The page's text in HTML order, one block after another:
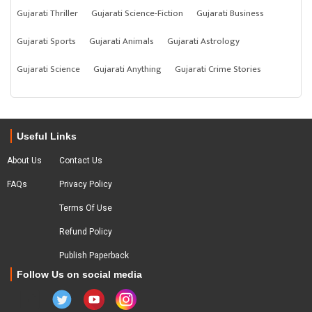
Gujarati Thriller
Gujarati Science-Fiction
Gujarati Business
Gujarati Sports
Gujarati Animals
Gujarati Astrology
Gujarati Science
Gujarati Anything Gujarati Crime Stories
Useful Links
About Us
FAQs
Contact Us
Privacy Policy
Terms Of Use
Refund Policy
Publish Paperback
Follow Us on social media